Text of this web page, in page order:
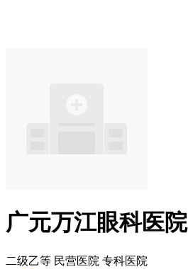
广元万江眼科医院
二级乙等 民营医院 专科医院